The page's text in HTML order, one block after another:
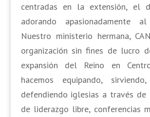
centradas en la extensión, el
adorando apasionadamente
Nuestro ministerio hermana,
organización sin fines de lucro
expansión del Reino en
hacemos equipando,
defendiendo iglesias a través de
de liderazgo libre, conferencias